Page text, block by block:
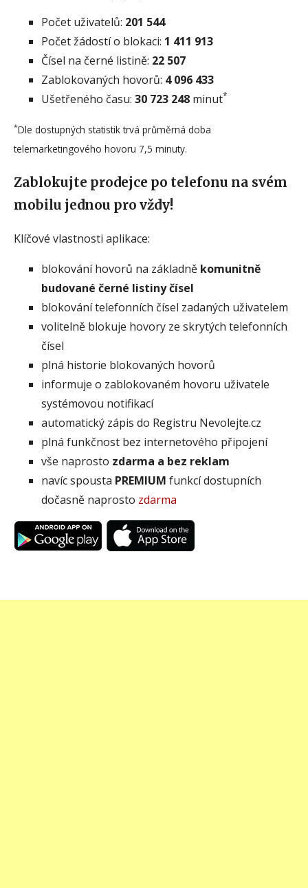
Počet uživatelů: 201 544
Počet žádostí o blokaci: 1 411 913
Čísel na černé listině: 22 507
Zablokovaných hovorů: 4 096 433
Ušetřeného času: 30 723 248 minut*
*Dle dostupných statistik trvá průměrná doba
telemarketingového hovoru 7,5 minuty.
Zablokujte prodejce po telefonu na svém
mobilu jednou pro vždy!
Klíčové vlastnosti aplikace:
blokování hovorů na základně komunitně
budované černé listiny čísel
blokování telefonních čísel zadaných uživatelem
volitelně blokuje hovory ze skrytých telefonních
čísel
plná historie blokovaných hovorů
informuje o zablokovaném hovoru uživatele
systémovou notifikací
automatický zápis do Registru Nevolejte.cz
plná funkčnost bez internetového připojení
vše naprosto zdarma a bez reklam
navíc spousta PREMIUM funkcí dostupních
dočasně naprosto zdarma